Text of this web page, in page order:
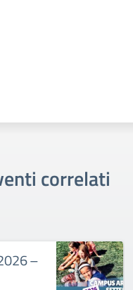
correlati
–